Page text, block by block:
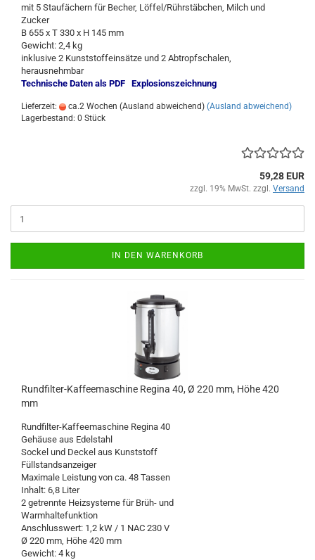
mit 5 Staufächern für Becher, Löffel/Rührstäbchen, Milch und
Zucker
B 655 x T 330 x H 145 mm
Gewicht: 2,4 kg
inklusive 2 Kunststoffeinsätze und 2 Abtropfschalen,
herausnehmbar
Technische Daten als PDF Explosionszeichnung
Lieferzeit: ca.2 Wochen (Ausland abweichend) (Ausland abweichend)
Lagerbestand: 0 Stück
59,28 EUR
zzgl. 19% MwSt. zzgl. Versand
IN DEN WARENKORB
Rundfilter-Kaffeemaschine Regina 40, Ø 220 mm, Höhe 420
mm
Rundfilter-Kaffeemaschine Regina 40
Gehäuse aus Edelstahl
Sockel und Deckel aus Kunststoff
Füllstandsanzeiger
Maximale Leistung von ca. 48 Tassen
Inhalt: 6,8 Liter
2 getrennte Heizsysteme für Brüh- und
Warmhaltefunktion
Anschlusswert: 1,2 kW / 1 NAC 230 V
Ø 220 mm, Höhe 420 mm
Gewicht: 4 kg